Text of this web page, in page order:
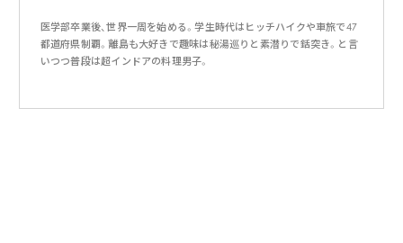
医学部卒業後、世界一周を始める。学生時代はヒッチハイクや車旅で47
都道府県制覇。離島も大好きで趣味は秘湯巡りと素潜りで銛突き。と言
いつつ普段は超インドアの料理男子。